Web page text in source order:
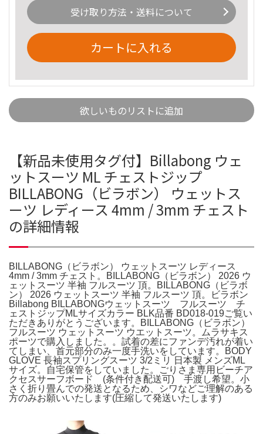
受け取り方法・送料について
カートに入れる
欲しいものリストに追加
【新品未使用タグ付】Billabong ウェ
ットスーツ ML チェストジップ
BILLABONG（ビラボン） ウェットス
ーツ レディース 4mm / 3mm チェスト
の詳細情報
BILLABONG（ビラボン） ウェットスーツ レディース
4mm / 3mm チェスト。BILLABONG（ビラボン） 2026 ウ
ェットスーツ 半袖 フルスーツ 頂。BILLABONG（ビラボ
ン） 2026 ウェットスーツ 半袖 フルスーツ 頂。ビラボン
Billabong BILLABONGウェットスーツ フルスーツ チ
ェストジップMLサイズカラー BLK品番 BD018-019ご覧い
ただきありがとうございます。BILLABONG（ビラボン）
フルスーツ ウェットスーツ ウエットスーツ。ムラサキス
ポーツで購入しました。。試着の差にファンデ汚れが着い
てしまい、首元部分のみ一度手洗いをしています。BODY
GLOVE 長袖スプリングスーツ 3/2ミリ 日本製 メンズML
サイズ。自宅保管をしていました。ごりさま専用ビーチア
クセスサーフボード (条件付き配送可) 手渡し希望。小
さく折り畳んでの発送となるため、シワなどご理解のある
方のみお願いいたします(圧縮して発送いたします)